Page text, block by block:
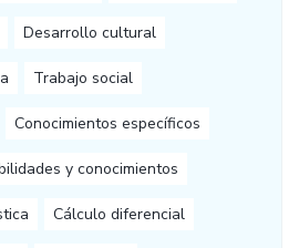
Desarrollo cultural
Trabajo social
Conocimientos específicos
y conocimientos
Cálculo diferencial